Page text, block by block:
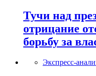
Тучи над
отрицание
борьбу за
Экспресс-